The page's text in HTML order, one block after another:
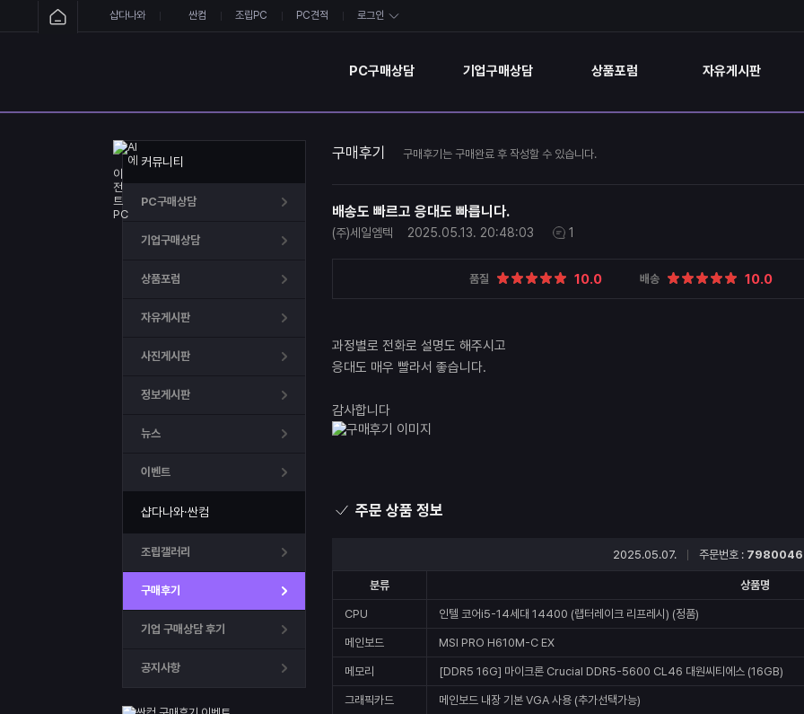
샵다나와 싼컴 조립PC PC견적 로그인
PC구매상담 기업구매상담 상품포럼 자유게시판
커뮤니티
PC구매상담
기업구매상담
상품포럼
자유게시판
사진게시판
정보게시판
뉴스
이벤트
샵다나와·싼컴
조립갤러리
구매후기
기업 구매상담 후기
공지사항
구매후기 구매후기는 구매완료 후 작성할 수 있습니다.
배송도 빠르고 응대도 빠릅니다.
(주)세일엠텍 2025.05.13. 20:48:03 1
품질 10.0 배송 10.0
과정별로 전화로 설명도 해주시고
응대도 매우 빨라서 좋습니다.
감사합니다
주문 상품 정보
2025.05.07. 주문번호 : 7980046
분류 상품명
CPU 인텔 코어i5-14세대 14400 (랩터레이크 리프레시) (정품)
메인보드 MSI PRO H610M-C EX
메모리 [DDR5 16G] 마이크론 Crucial DDR5-5600 CL46 대원씨티에스 (16GB)
그래픽카드 메인보드 내장 기본 VGA 사용 (추가선택가능)